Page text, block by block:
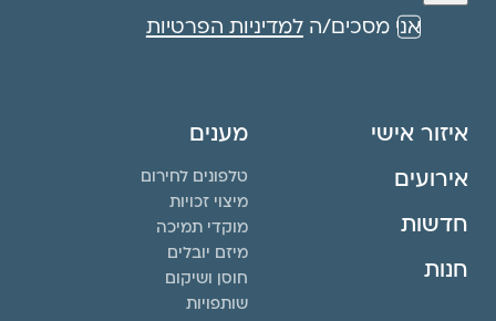
אני מסכים/הלמדיניות הפרטיות
איזור אישי
אירועים
חדשות
חנות
מענים
טלפונים לחירום
מיצוי זכויות
מוקדי תמיכה
מיזם יובלים
חוסן ושיקום
שותפויות